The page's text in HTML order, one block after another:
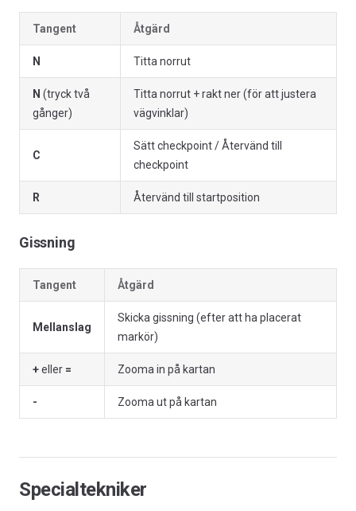
Tangent Åtgärd
N Titta norrut
N (tryck två
gånger)
Titta norrut + rakt ner (för att justera
vägvinklar)
C
Sätt checkpoint / Återvänd till
checkpoint
R Återvänd till startposition
Gissning
Tangent Åtgärd
Mellanslag
Skicka gissning (efter att ha placerat
markör)
+eller = Zooma in på kartan
- Zooma ut på kartan
Specialtekniker